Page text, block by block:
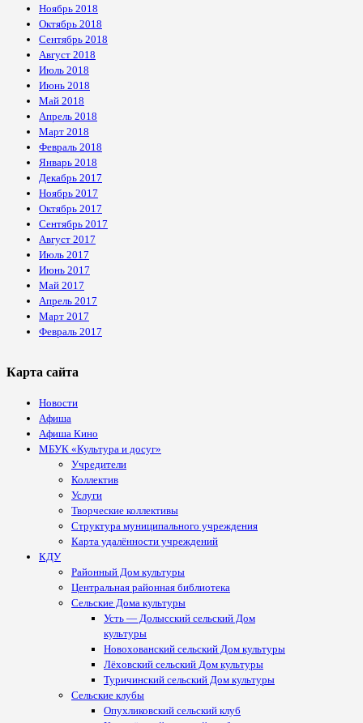
Ноябрь 2018
Октябрь 2018
Сентябрь 2018
Август 2018
Июль 2018
Июнь 2018
Май 2018
Апрель 2018
Март 2018
Февраль 2018
Январь 2018
Декабрь 2017
Ноябрь 2017
Октябрь 2017
Сентябрь 2017
Август 2017
Июль 2017
Июнь 2017
Май 2017
Апрель 2017
Март 2017
Февраль 2017
Карта сайта
Новости
Афиша
Афиша Кино
МБУК «Культура и досуг»
Учредители
Коллектив
Услуги
Творческие коллективы
Структура муниципального учреждения
Карта удалённости учреждений
КДУ
Районный Дом культуры
Центральная районная библиотека
Сельские Дома культуры
Усть — Долысский сельский Дом
культуры
Новохованский сельский Дом культуры
Лёховский сельский Дом культуры
Туричинский сельский Дом культуры
Сельские клубы
Опухликовский сельский клуб